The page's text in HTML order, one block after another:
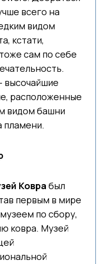
всего на
видом
кстати,
сам по себе
высочайшие
расположенные
видом башни
пламени.
Ковра был
первым в мире
по сбору,
ковра. Музей